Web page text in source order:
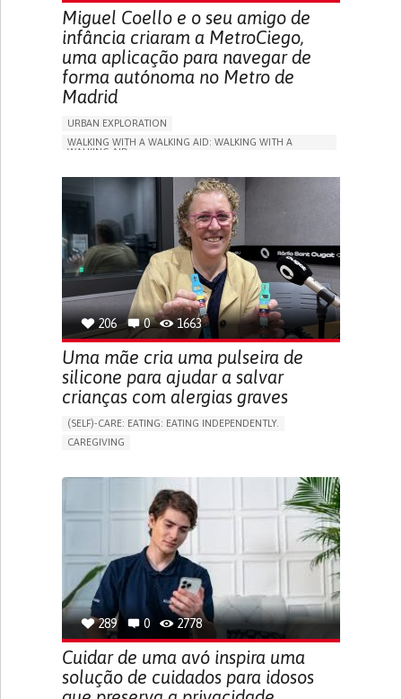
Miguel Coello e o seu amigo de
infância criaram a MetroCiego,
uma aplicação para navegar de
forma autónoma no Metro de
Madrid
URBAN EXPLORATION
WALKING WITH A WALKING AID: WALKING WITH A
WALKING AID
APP (INCLUDING WHEN CONNECTED WITH WEARABLE)
ONLINE SERVICE
SOCIAL WITHDRAWAL OR ISOLATION
VISION PROBLEMS
PROMOTING INCLUSIVITY AND SOCIAL INTEGRATION
OPHTHALMOLOGY
SPAIN
206 0 1663
Uma mãe cria uma pulseira de
silicone para ajudar a salvar
crianças com alergias graves
(SELF)-CARE: EATING: EATING INDEPENDENTLY.
CAREGIVING
BODY-WORN SOLUTIONS (CLOTHING, ACCESSORIES,
SHOES, SENSORS...)
ALLEVIATING ALLERGIES
PREVENTING (VACCINATION, PROTECTION, FALLS,
RESEARCH/MAPPING)
CAREGIVING SUPPORT
IMMUNO-ALLERGOLOGY
SPAIN
289 0 2778
Cuidar de uma avó inspira uma
solução de cuidados para idosos